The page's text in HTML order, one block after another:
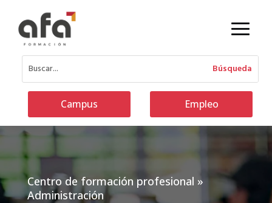
Campus Empleo
Centro de formación profesional »
Administración